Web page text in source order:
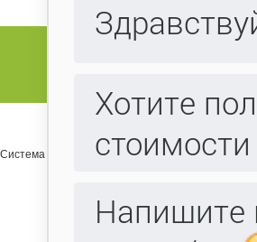
Система управления сайтом Host CMS